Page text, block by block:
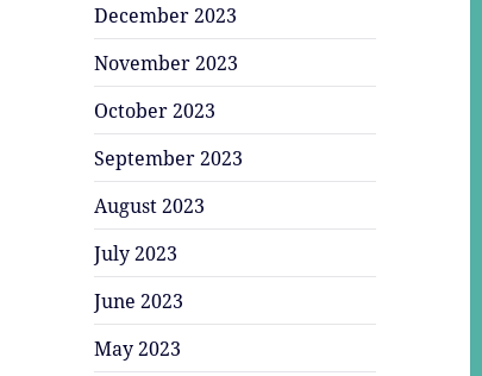
December 2023
November 2023
October 2023
September 2023
August 2023
July 2023
June 2023
May 2023